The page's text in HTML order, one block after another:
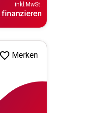
inkl.MwSt.
finanzieren
Merken